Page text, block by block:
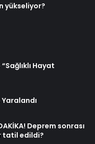
yükseliyor?
Hayat
Deprem sonrası
tatil edildi?